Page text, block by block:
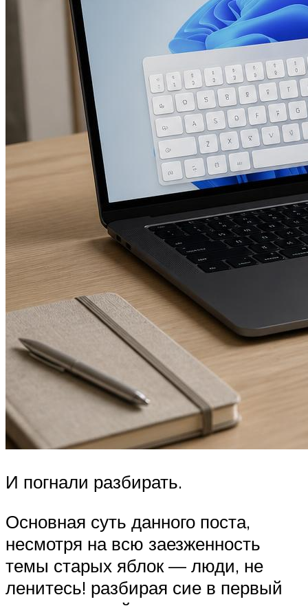
И погнали разбирать.
Основная суть данного поста,
несмотря на всю заезженность
темы старых яблок — люди, не
ленитесь! разбирая сие в первый